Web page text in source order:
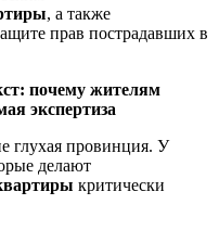
, а также
прав пострадавших в
почему жителям
экспертиза
глухая провинция. У
делают
критически